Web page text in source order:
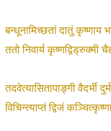
बन्धूनामिच्छतां दातुं कृष्णाय
ततो निवार्य कृष्णद्विड्रुक्मी
तदवेत्यासितापाङ्गी वैदर्भी
विचिन्त्याप्तं द्विजं